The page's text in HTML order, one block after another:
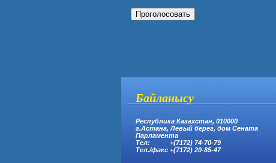
Байланысу
Республика Казахстан, 010000
г.Астана, Левый берег, дом Сената
Парламента
Тел: +(7172) 74-70-79
Тел./факс +(7172) 20-85-47